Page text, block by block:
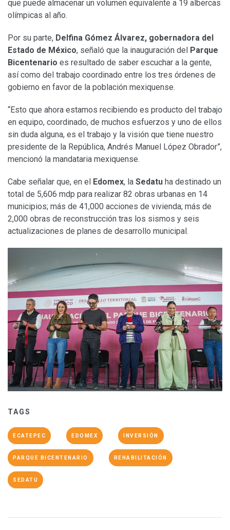
que puede almacenar un volumen equivalente a 19 albercas
olímpicas al año.
Por su parte, Delfina Gómez Álvarez, gobernadora del
Estado de México, señaló que la inauguración del Parque
Bicentenario es resultado de saber escuchar a la gente,
así como del trabajo coordinado entre los tres órdenes de
gobierno en favor de la población mexiquense.
“Esto que ahora estamos recibiendo es producto del trabajo
en equipo, coordinado, de muchos esfuerzos y uno de ellos
sin duda alguna, es el trabajo y la visión que tiene nuestro
presidente de la República, Andrés Manuel López Obrador”,
mencionó la mandataria mexiquense.
Cabe señalar que, en el Edomex, la Sedatu ha destinado un
total de 5,606 mdp para realizar 82 obras urbanas en 14
municipios; más de 41,000 acciones de vivienda; más de
2,000 obras de reconstrucción tras los sismos y seis
actualizaciones de planes de desarrollo municipal.
TAGS
ECATEPEC EDOMEX INVERSIÓN
PARQUE BICENTENARIO REHABILITACIÓN
SEDATU